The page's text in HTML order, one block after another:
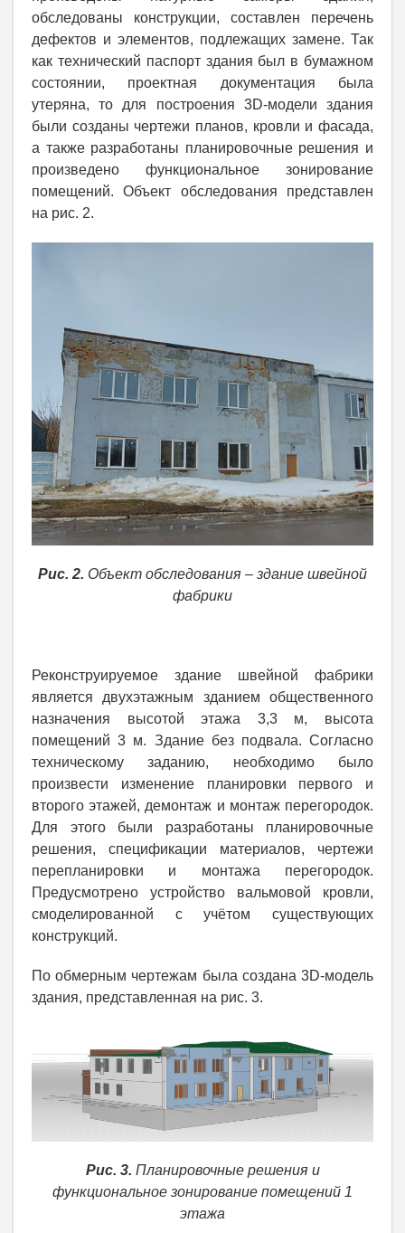
обследованы конструкции, составлен перечень
дефектов и элементов, подлежащих замене. Так
как технический паспорт здания был в бумажном
состоянии, проектная документация была
утеряна, то для построения 3D-модели здания
были созданы чертежи планов, кровли и фасада,
а также разработаны планировочные решения и
произведено функциональное зонирование
помещений. Объект обследования представлен
на рис. 2.
Рис. 2. Объект обследования – здание швейной
фабрики
Реконструируемое здание швейной фабрики
является двухэтажным зданием общественного
назначения высотой этажа 3,3 м, высота
помещений 3 м. Здание без подвала. Согласно
техническому заданию, необходимо было
произвести изменение планировки первого и
второго этажей, демонтаж и монтаж перегородок.
Для этого были разработаны планировочные
решения, спецификации материалов, чертежи
перепланировки и монтажа перегородок.
Предусмотрено устройство вальмовой кровли,
смоделированной с учётом существующих
конструкций.
По обмерным чертежам была создана 3D-модель
здания, представленная на рис. 3.
Рис. 3. Планировочные решения и
функциональное зонирование помещений 1
этажа